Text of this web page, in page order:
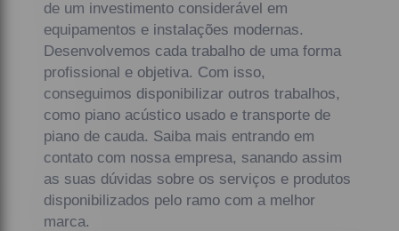
de um investimento considerável em
equipamentos e instalações modernas.
Desenvolvemos cada trabalho de uma forma
profissional e objetiva. Com isso,
conseguimos disponibilizar outros trabalhos,
como piano acústico usado e transporte de
piano de cauda. Saiba mais entrando em
contato com nossa empresa, sanando assim
as suas dúvidas sobre os serviços e produtos
disponibilizados pelo ramo com a melhor
marca.